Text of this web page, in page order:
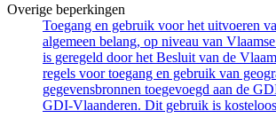
Overige beperkingen
Toegang en gebruik voor het uitvoeren
algemeen belang, op niveau van
is geregeld door het Besluit van de
regels voor toegang en gebruik van
gegevensbronnen toegevoegd aan de
GDI-Vlaanderen. Dit gebruik is